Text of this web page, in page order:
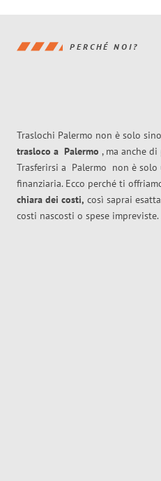
PERCHÉ NOI?
Traslochi Palermo non è solo
trasloco a Palermo , ma anche
Trasferirsi a Palermo non è solo
finanziaria. Ecco perché ti
chiara dei costi, così saprai
costi nascosti o spese impreviste.